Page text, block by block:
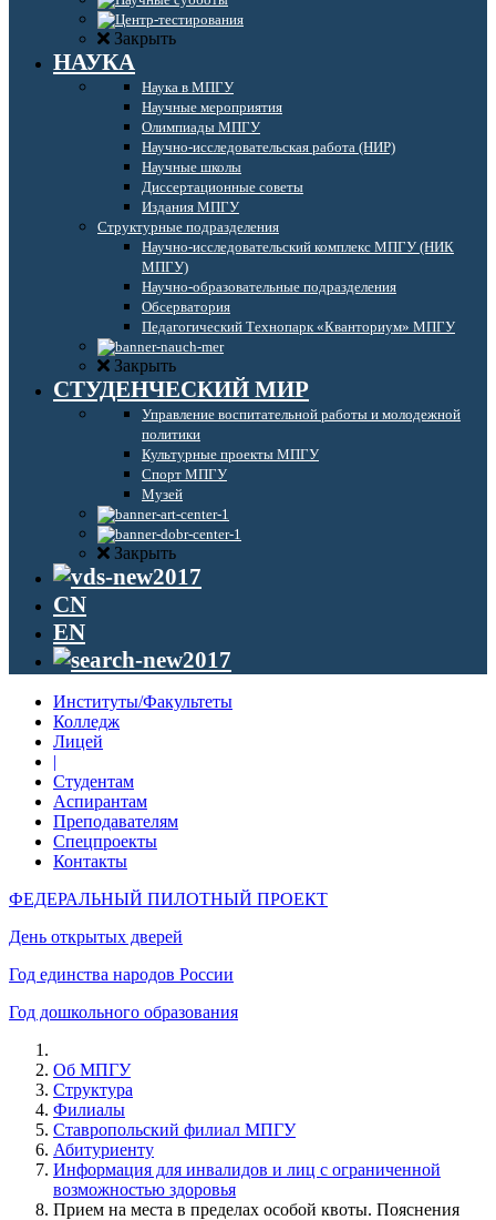
Закрыть
НАУКА
Наука в МПГУ
Научные мероприятия
Олимпиады МПГУ
Научно-исследовательская работа (НИР)
Научные школы
Диссертационные советы
Издания МПГУ
Структурные подразделения
Научно-исследовательский комплекс МПГУ (НИК
МПГУ)
Научно-образовательные подразделения
Обсерватория
Педагогический Технопарк «Кванториум» МПГУ
Закрыть
СТУДЕНЧЕСКИЙ МИР
Управление воспитательной работы и молодежной
политики
Культурные проекты МПГУ
Спорт МПГУ
Музей
Закрыть
CN
EN
Институты/Факультеты
Колледж
Лицей
|
Студентам
Аспирантам
Преподавателям
Спецпроекты
Контакты
ФЕДЕРАЛЬНЫЙ ПИЛОТНЫЙ ПРОЕКТ
День открытых дверей
Год единства народов России
Год дошкольного образования
Об МПГУ
Структура
Филиалы
Ставропольский филиал МПГУ
Абитуриенту
Информация для инвалидов и лиц с ограниченной
возможностью здоровья
Прием на места в пределах особой квоты. Пояснения